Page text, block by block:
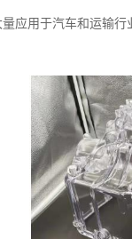
应用于汽车和运输